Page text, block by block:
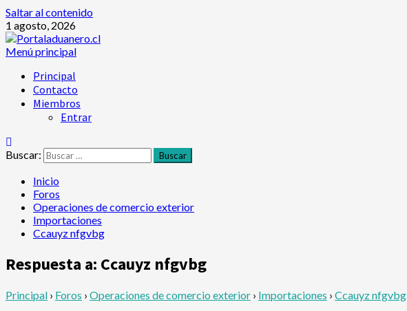
Saltar al contenido
1 agosto, 2026
Menú principal
Principal
Contacto
Miembros
Entrar
Buscar:
Inicio
Foros
Operaciones de comercio exterior
Importaciones
Ccauyz nfgvbg
Respuesta a: Ccauyz nfgvbg
Principal › Foros › Operaciones de comercio exterior › Importaciones › Ccauyz nfgvbg